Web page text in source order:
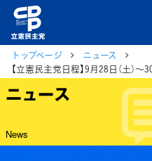
トップページ
ニュース
ニュース
News